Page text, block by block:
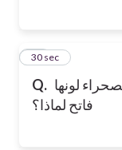
Q. لونها
فاتح لماذا؟
11
30 sec